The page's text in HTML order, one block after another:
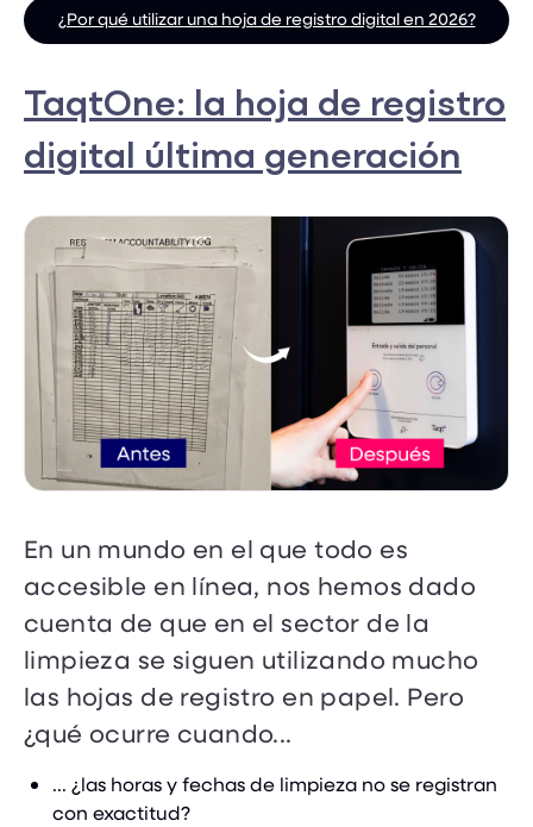
¿Por qué utilizar una hoja de registro digital en 2026?
TaqtOne: la hoja de registro
digital última generación
En un mundo en el que todo es
accesible en línea, nos hemos dado
cuenta de que en el sector de la
limpieza se siguen utilizando mucho
las hojas de registro en papel. Pero
¿qué ocurre cuando...
... ¿las horas y fechas de limpieza no se registran
con exactitud?